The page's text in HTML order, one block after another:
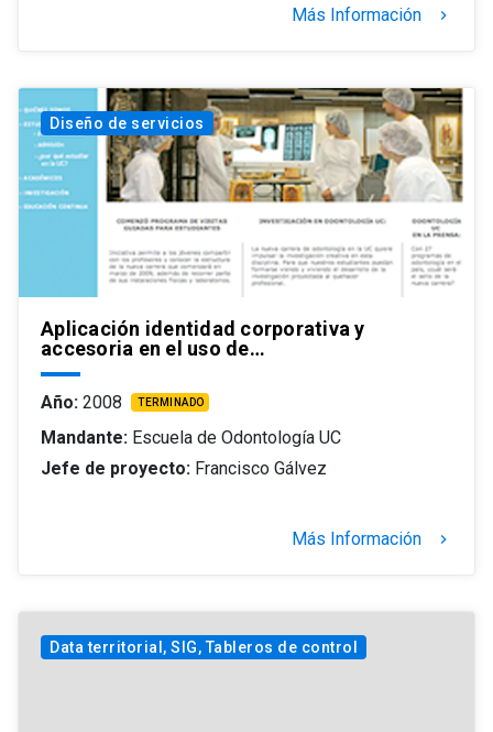
Más Información keyboard_arrow_right
Diseño de servicios
Aplicación identidad corporativa y
accesoria en el uso de…
Año: 2008 TERMINADO
Mandante: Escuela de Odontología UC
Jefe de proyecto: Francisco Gálvez
Más Información keyboard_arrow_right
Data territorial, SIG, Tableros de control